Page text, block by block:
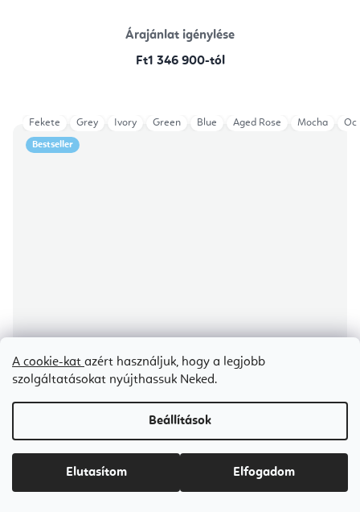
A cookie-kat azért használjuk, hogy a legjobb
szolgáltatásokat nyújthassuk Neked.
Beállítások
Elutasítom Elfogadom
Árajánlat igénylése
Ft1 346 900-tól
Bestseller
Fekete Grey Ivory Green Blue Aged Rose Mocha